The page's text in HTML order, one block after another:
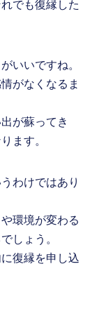
でも復縁した
いいですね。
がなくなるま
が蘇ってき
ます。
わけではあり
環境が変わる
しょう。
復縁を申し込